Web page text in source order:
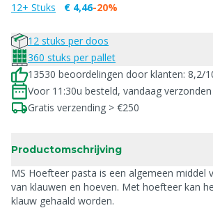
12+ Stuks
€ 4,46-20%
12 stuks per doos
360 stuks per pallet
13530 beoordelingen door klanten: 8,2/
Voor 11:30u besteld, vandaag verzonden
Gratis verzending > €250
Productomschrijving
MS Hoefteer pasta is een algemeen middel
van klauwen en hoeven. Met hoefteer kan
klauw gehaald worden.